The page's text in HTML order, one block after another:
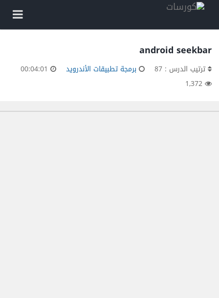
android seekbar
ترتيب الدرس : 87 برمجة تطبيقات الأندرويد